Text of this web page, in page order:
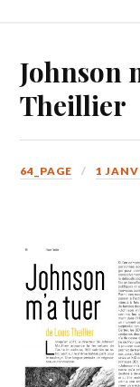
Johnson
Theillier
64_PAGE 1